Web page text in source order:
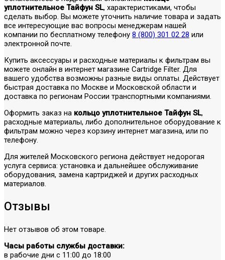
уплотнительное Тайфун SL, характеристиками, чтобы
сделать выбор. Вы можете уточнить наличие товара и задать
все интересующие вас вопросы менеджерам нашей
компании по бесплатному телефону 8 (800) 301 02 28 или
электронной почте.
Купить аксессуары и расходные материалы к фильтрам вы
можете онлайн в интернет магазине Cartridge Filter. Для
вашего удобства возможны разные виды оплаты. Действует
быстрая доставка по Москве и Московской области и
доставка по регионам России транспортными компаниями.
Оформить заказ на кольцо уплотнительное Тайфун SL,
расходные материалы, либо дополнительное оборудование к
фильтрам можно через корзину интернет магазина, или по
телефону.
Для жителей Московского региона действует недорогая
услуга сервиса: установка и дальнейшее обслуживание
оборудования, замена картриджей и других расходных
материалов.
Отзывы
Нет отзывов об этом товаре.
Часы работы службы доставки:
в рабочие дни с 11:00 до 18:00